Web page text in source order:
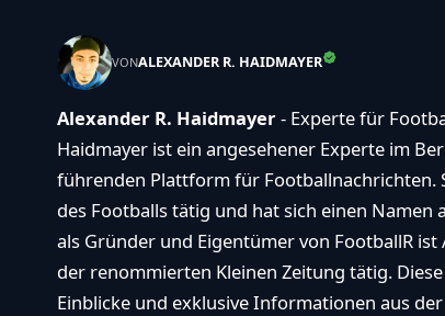
VONALEXANDER R. HAIDMAYER
Alexander R. Haidmayer- Experte für
Haidmayer ist ein angesehener Experte im
führenden Plattform für Footballnachrichten.
des Footballs tätig und hat sich einen Namen
als Gründer und Eigentümer von FootballR
der renommierten Kleinen Zeitung tätig.
Einblicke und exklusive Informationen aus